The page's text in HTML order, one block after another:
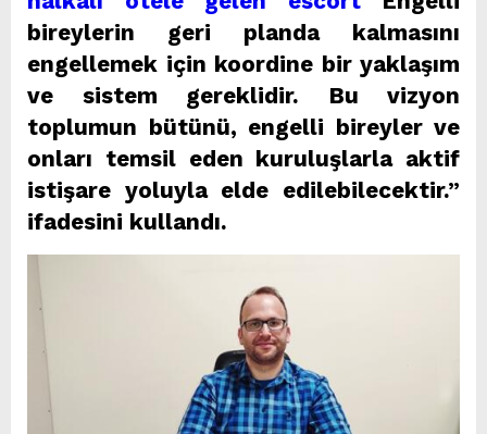
bireylerin geri planda kalmasını
engellemek için koordine bir yaklaşım
ve sistem gereklidir. Bu vizyon
toplumun bütünü, engelli bireyler ve
onları temsil eden kuruluşlarla aktif
istişare yoluyla elde edilebilecektir.”
ifadesini kullandı.